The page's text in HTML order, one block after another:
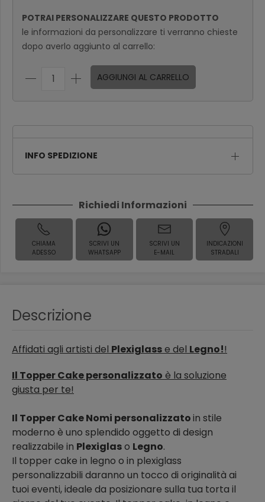
POTRAI PERSONALIZZARE QUESTO PRODOTTO
le informazioni da personalizzare ti verranno chieste
dopo averlo aggiunto al carrello:
AGGIUNGI AL CARRELLO
INFO SPEDIZIONE
Richiedi Informazioni
CHIAMA
ADESSO
SCRIVI UN
WHATSAPP
SCRIVI UN
E-MAIL
INDICAZIONI
STRADALI
Descrizione
Affidati agli artisti del Plexiglasse del Legno!!
Il Topper Cake personalizzato è la soluzione
giusta per te!
Il Topper Cake Nomi personalizzatoin stile
moderno è uno splendido oggetto di design
realizzabile in Plexiglaso Legno.
Il topper cake in legno o in plexiglass
personalizzabili daranno un tocco di originalità ai
tuoi eventi, ideale da posizionare sulla tua torta il